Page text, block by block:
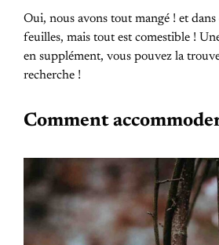
Oui, nous avons tout mangé ! et dans
feuilles, mais tout est comestible !
en supplément, vous pouvez la
recherche !
Comment